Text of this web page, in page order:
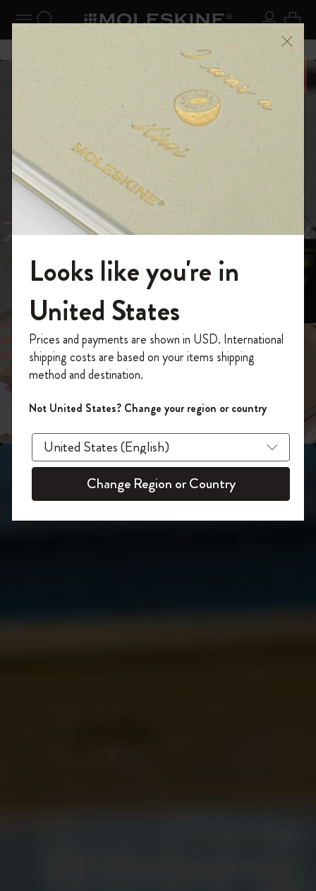
ナビゲーションの切替 ログ
検索 (キーワードなど) カ
6,500円以上のご購入で送料無料 メニ
ーを閉じる
あるページから始まる物語
Reframe
Sunglasses（リフレー
ム サングラス）
スライド表示0
スライド表示1
スライド表示2
スライド表示3
スライド表示4
スライド表示5
モレスキンの世界へようこそ
「WELCOME10」を入力すると、初回注
文が10%オフ＋送料無料になります。セ
ール・アウトレット品は適用外。
Moleskineアカウントを作成して限定オフ
ァーや会員特典、さらに多くのインスピ
レーションを手に入れましょう。
今すぐ会員登録 !
Looks like you're in
United States
Prices and payments are shown in USD. International
shipping costs are based on your items shipping
method and destination.
Not United States? Change your region or country
Change Region or Country